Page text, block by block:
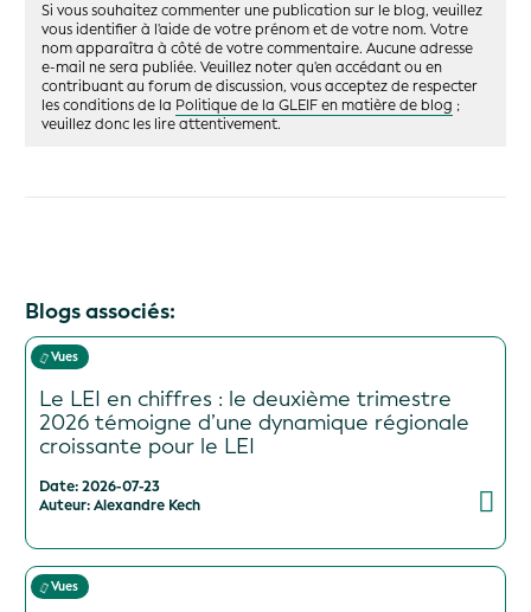
Si vous souhaitez commenter une publication sur le blog, veuillez
vous identifier à l'aide de votre prénom et de votre nom. Votre
nom apparaîtra à côté de votre commentaire. Aucune adresse
e-mail ne sera publiée. Veuillez noter qu'en accédant ou en
contribuant au forum de discussion, vous acceptez de respecter
les conditions de la Politique de la GLEIF en matière de blog ;
veuillez donc les lire attentivement.
Blogs associés:
Vues
Le LEI en chiffres : le deuxième trimestre
2026 témoigne d’une dynamique régionale
croissante pour le LEI
Date: 2026-07-23
Auteur: Alexandre Kech
Vues